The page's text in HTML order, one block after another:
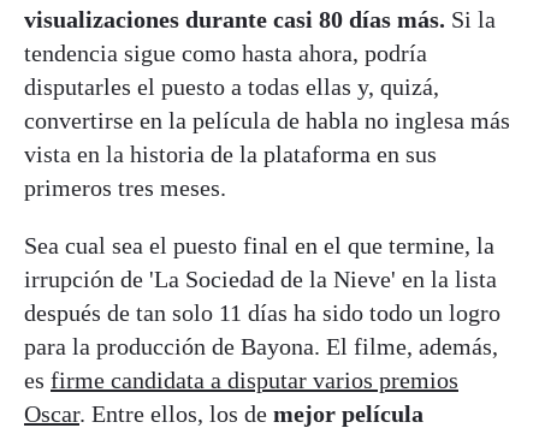
visualizaciones durante casi 80 días más. Si la
tendencia sigue como hasta ahora, podría
disputarles el puesto a todas ellas y, quizá,
convertirse en la película de habla no inglesa más
vista en la historia de la plataforma en sus
primeros tres meses.
Sea cual sea el puesto final en el que termine, la
irrupción de 'La Sociedad de la Nieve' en la lista
después de tan solo 11 días ha sido todo un logro
para la producción de Bayona. El filme, además,
es firme candidata a disputar varios premios
Oscar. Entre ellos, los de mejor película